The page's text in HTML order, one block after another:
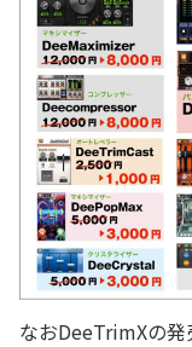
なおDeeTrimXの発